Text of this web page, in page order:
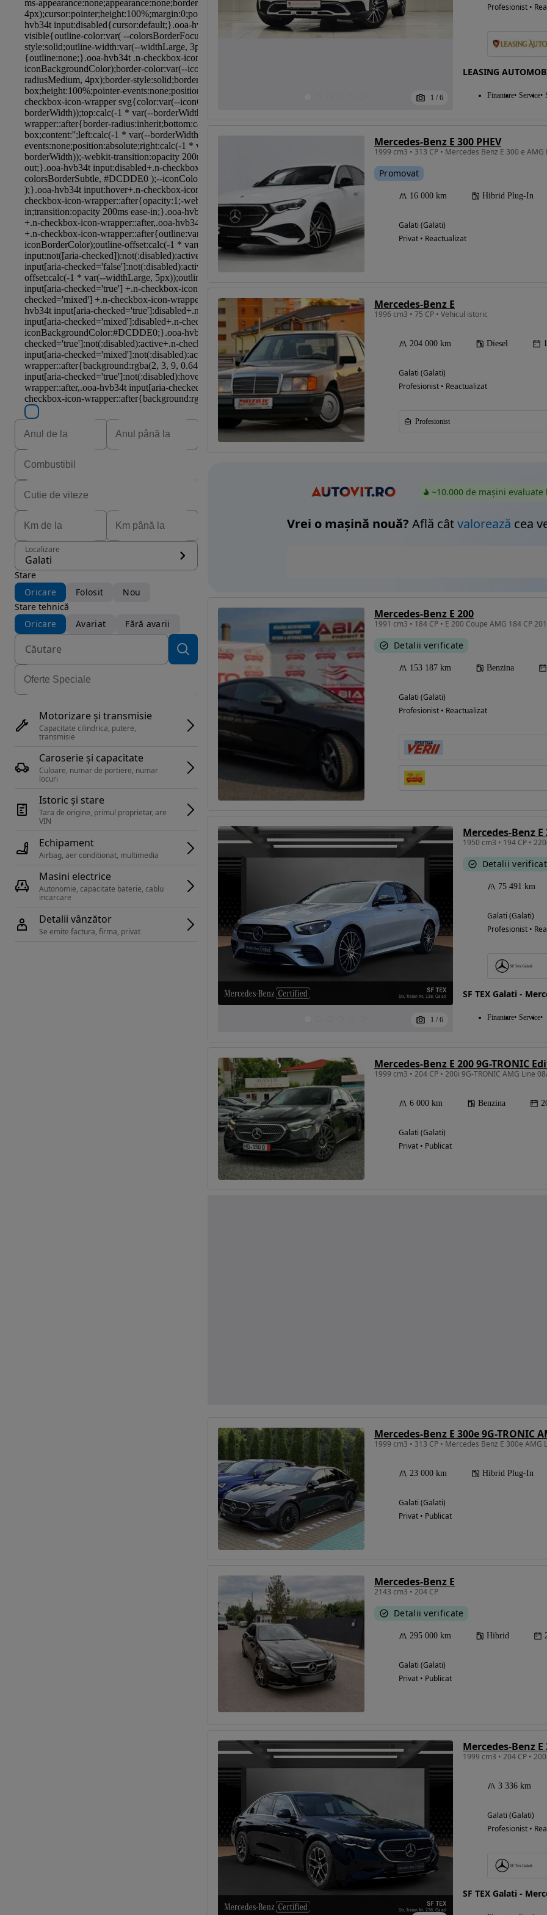
finantare
Localizare
Galati
Stare
Oricare
Folosit
Nou
Stare tehnică
Oricare
Avariat Fără avarii
Motorizare și transmisie
Capacitate cilindrica, putere,
transmisie
Caroserie și capacitate
Culoare, numar de portiere, numar
locuri
Istoric și stare
Tara de origine, primul proprietar, are
Echipament
Airbag, aer conditionat, multimedia
Masini electrice
Autonomie, capacitate baterie, cablu
Detalii vânzător
Se emite factura, firma, privat
1 / 6
Profesionist •
LEASING
Finantare Service
Mercedes-Benz E 300 PHEV
1999 cm3 • 313 CP • Mercedes Benz E 300 e
Promovat
16 000 km Hibrid Plug-In
Galati (Galati)
Privat • Reactualizat
Mercedes-Benz E
1996 cm3 • 75 CP • Vehicul istoric
204 000 km Diesel
Galati (Galati)
Profesionist • Reactualizat
Profesionist
~10.000 de mașini evaluate
Vrei o mașină nouă? Află câtvalorează cea
Mercedes-Benz E 200
1991 cm3 • 184 CP • E 200 Coupe AMG 184 CP
Detalii verificate
153 187 km Benzina
Galati (Galati)
Profesionist • Reactualizat
1 / 6
Mercedes-Benz
Detalii
75 491 km
Galati (Galati)
Profesionist •
SF TEX Galati -
Finantare Service
Mercedes-Benz E 200 9G-TRONIC
6 000 km Benzina
Galati (Galati)
Privat • Publicat
Mercedes-Benz E 300e 9G-TRONIC
23 000 km Hibrid Plug-In
Galati (Galati)
Privat • Publicat
Mercedes-Benz E
2143 cm3 • 204 CP
Detalii verificate
295 000 km Hibrid
Galati (Galati)
Privat • Publicat
Mercedes-Benz E
3 336 km
Galati (Galati)
Profesionist •
SF TEX Galati -